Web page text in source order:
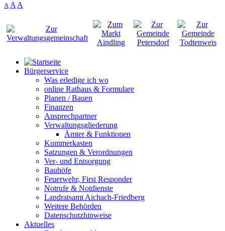
A A A
Bürgerservice
Was erledige ich wo
online Rathaus & Formulare
Planen / Bauen
Finanzen
Ansprechpartner
Verwaltungsgliederung
Ämter & Funktionen
Kummerkasten
Satzungen & Verordnungen
Ver- und Entsorgung
Bauhöfe
Feuerwehr, First Responder
Notrufe & Notdienste
Landratsamt Aichach-Friedberg
Weitere Behörden
Datenschutzhinweise
Aktuelles